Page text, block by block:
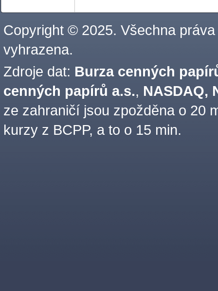
Copyright © 2025. Všechna práva
vyhrazena.
Zdroje dat: Burza cenných
cenných papírů a.s., NASDAQ,
ze zahraničí jsou zpožděna o 20
kurzy z BCPP, a to o 15 min.